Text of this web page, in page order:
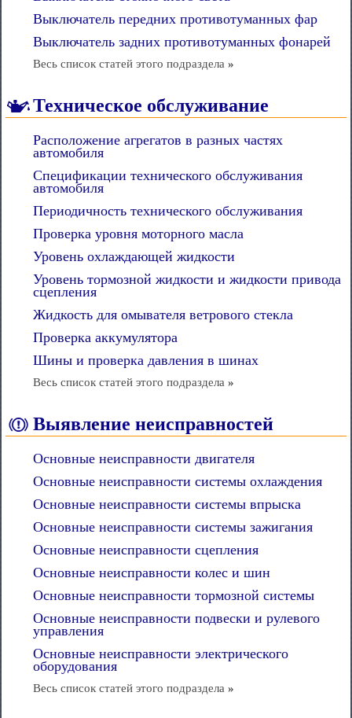
Выключатель передних противотуманных фар
Выключатель задних противотуманных фонарей
Весь список статей этого подраздела »
Техническое обслуживание
Расположение агрегатов в разных частях
автомобиля
Спецификации технического обслуживания
автомобиля
Периодичность технического обслуживания
Проверка уровня моторного масла
Уровень охлаждающей жидкости
Уровень тормозной жидкости и жидкости привода
сцепления
Жидкость для омывателя ветрового стекла
Проверка аккумулятора
Шины и проверка давления в шинах
Весь список статей этого подраздела »
Выявление неисправностей
Основные неисправности двигателя
Основные неисправности системы охлаждения
Основные неисправности системы впрыска
Основные неисправности системы зажигания
Основные неисправности сцепления
Основные неисправности колес и шин
Основные неисправности тормозной системы
Основные неисправности подвески и рулевого
управления
Основные неисправности электрического
оборудования
Весь список статей этого подраздела »